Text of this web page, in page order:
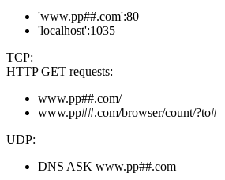
'www.pp##.com':80
'localhost':1035
TCP:
HTTP GET requests:
www.pp##.com/
www.pp##.com/browser/count/?to#
UDP:
DNS ASK www.pp##.com